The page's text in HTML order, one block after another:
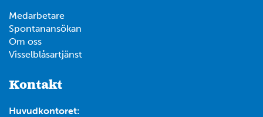
Medarbetare
Spontanansökan
Om oss
Visselblåsartjänst
Kontakt
Huvudkontoret: